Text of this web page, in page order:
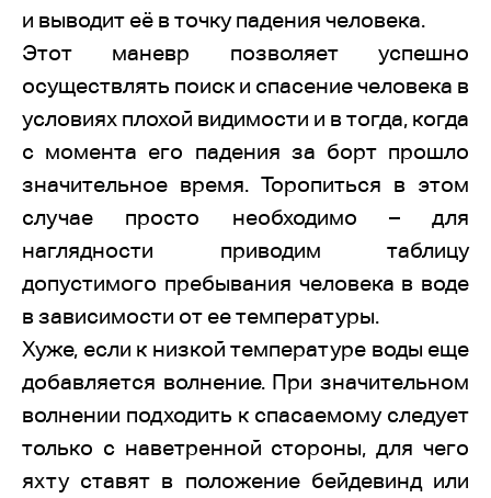
и выводит её в точку падения человека.
Этот маневр позволяет успешно
осуществлять поиск и спасение человека в
условиях плохой видимости и в тогда, когда
с момента его падения за борт прошло
значительное время. Торопиться в этом
случае просто необходимо – для
наглядности приводим таблицу
допустимого пребывания человека в воде
в зависимости от ее температуры.
Хуже, если к низкой температуре воды еще
добавляется волнение. При значительном
волнении подходить к спасаемому следует
только с наветренной стороны, для чего
яхту ставят в положение бейдевинд или